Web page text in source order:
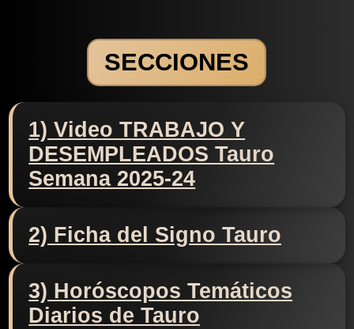
SECCIONES
1) Video TRABAJO Y
DESEMPLEADOS Tauro
Semana 2025-24
2) Ficha del Signo Tauro
3) Horóscopos Temáticos
Diarios de Tauro